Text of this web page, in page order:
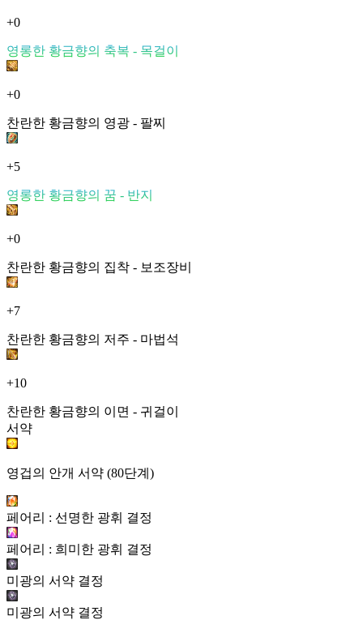
+0
영롱한 황금향의 축복 - 목걸이
+0
찬란한 황금향의 영광 - 팔찌
+5
영롱한 황금향의 꿈 - 반지
+0
찬란한 황금향의 집착 - 보조장비
+7
찬란한 황금향의 저주 - 마법석
+10
찬란한 황금향의 이면 - 귀걸이
서약
영겁의 안개 서약 (80단계)
페어리 : 선명한 광휘 결정
페어리 : 희미한 광휘 결정
미광의 서약 결정
미광의 서약 결정